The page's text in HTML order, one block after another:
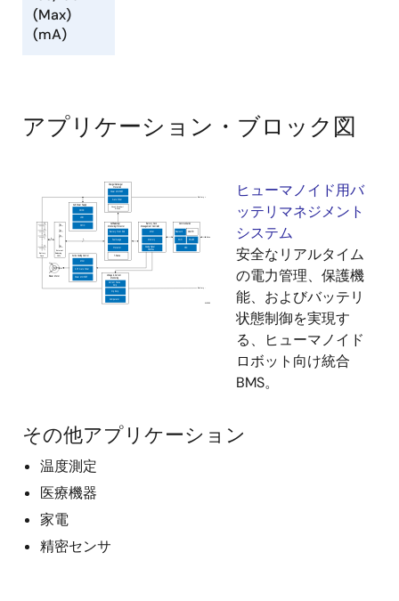
(Max)
(mA)
アプリケーション・ブロック図
ヒューマノイド用バ
ッテリマネジメント
システム
安全なリアルタイム
の電力管理、保護機
能、およびバッテリ
状態制御を実現す
る、ヒューマノイド
ロボット向け統合
BMS。
その他アプリケーション
温度測定
医療機器
家電
精密センサ